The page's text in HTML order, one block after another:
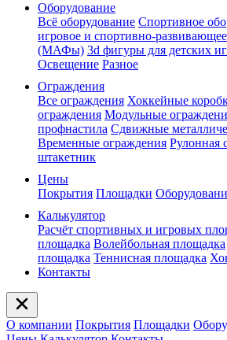
Оборудование
Всё оборудование Спортивное
игровое и спортивно-
(МАФы) 3d фигуры для детских
Освещение Разное
Ограждения
Все ограждения Хоккейные
ограждения Модульные
профнастила Сдвижные
Временные ограждения Рулонная
штакетник
Цены
Покрытия Площадки
Калькулятор
Расчёт спортивных и игровых
площадка Волейбольная площадка
площадка Теннисная площадка
Контакты
О компании Покрытия Площадки